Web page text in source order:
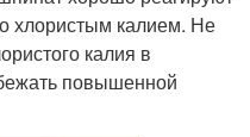
хлористым калием. Не
калия в
повышенной